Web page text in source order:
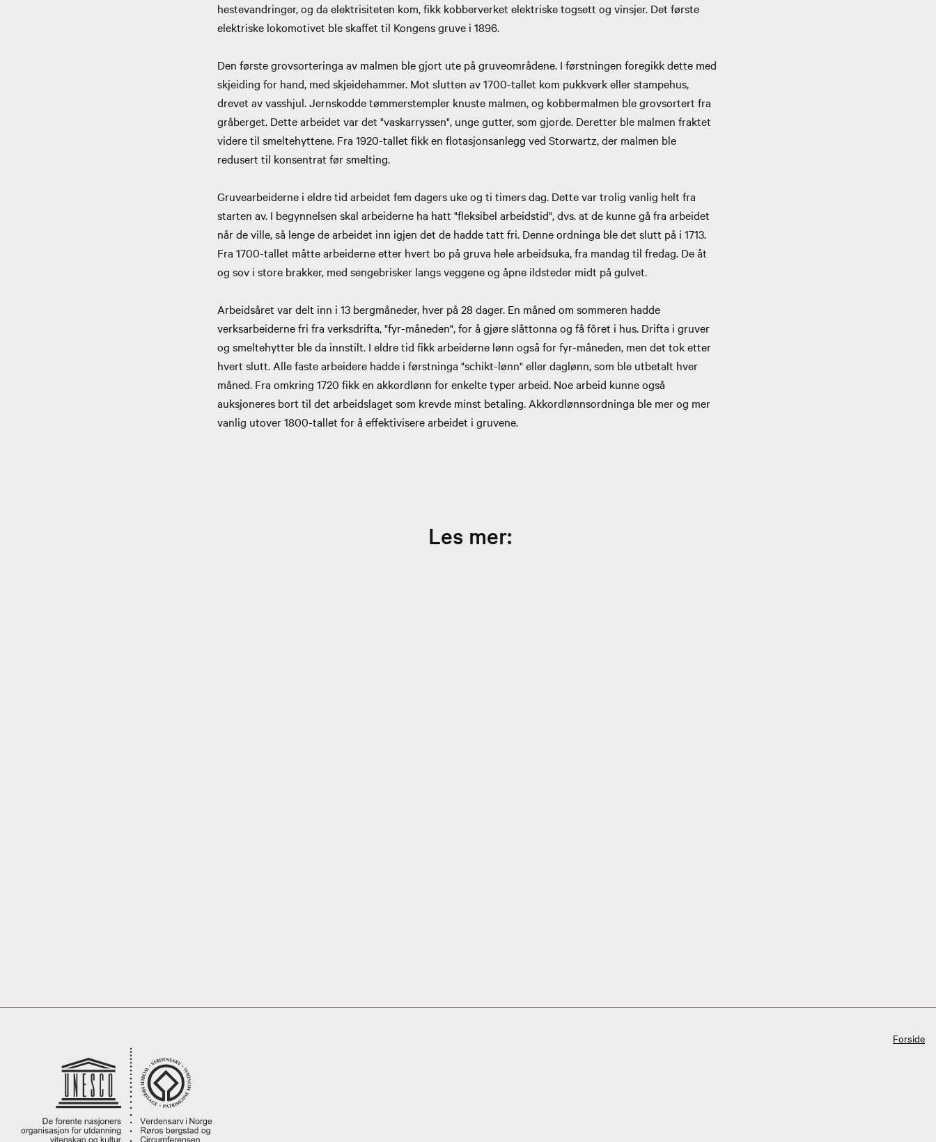
hestevandringer, og da elektrisiteten kom, fikk kobberverket elektriske togsett og vinsjer. Det første
elektriske lokomotivet ble skaffet til Kongens gruve i 1896.
Den første grovsorteringa av malmen ble gjort ute på gruveområdene. I førstningen foregikk dette med
skjeiding for hand, med skjeidehammer. Mot slutten av 1700-tallet kom pukkverk eller stampehus,
drevet av vasshjul. Jernskodde tømmerstempler knuste malmen, og kobbermalmen ble grovsortert fra
gråberget. Dette arbeidet var det "vaskarryssen", unge gutter, som gjorde. Deretter ble malmen fraktet
videre til smeltehyttene. Fra 1920-tallet fikk en flotasjonsanlegg ved Storwartz, der malmen ble
redusert til konsentrat før smelting.
Gruvearbeiderne i eldre tid arbeidet fem dagers uke og ti timers dag. Dette var trolig vanlig helt fra
starten av. I begynnelsen skal arbeiderne ha hatt "fleksibel arbeidstid", dvs. at de kunne gå fra arbeidet
når de ville, så lenge de arbeidet inn igjen det de hadde tatt fri. Denne ordninga ble det slutt på i 1713.
Fra 1700-tallet måtte arbeiderne etter hvert bo på gruva hele arbeidsuka, fra mandag til fredag. De åt
og sov i store brakker, med sengebrisker langs veggene og åpne ildsteder midt på gulvet.
Arbeidsåret var delt inn i 13 bergmåneder, hver på 28 dager. En måned om sommeren hadde
verksarbeiderne fri fra verksdrifta, "fyr-måneden", for å gjøre slåttonna og få fôret i hus. Drifta i gruver
og smeltehytter ble da innstilt. I eldre tid fikk arbeiderne lønn også for fyr-måneden, men det tok etter
hvert slutt. Alle faste arbeidere hadde i førstninga "schikt-lønn" eller daglønn, som ble utbetalt hver
måned. Fra omkring 1720 fikk en akkordlønn for enkelte typer arbeid. Noe arbeid kunne også
auksjoneres bort til det arbeidslaget som krevde minst betaling. Akkordlønnsordninga ble mer og mer
vanlig utover 1800-tallet for å effektivisere arbeidet i gruvene.
Les mer:
Forside